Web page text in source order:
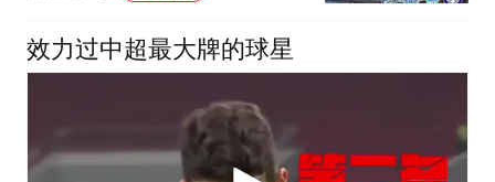
效力过中超最大牌的球星